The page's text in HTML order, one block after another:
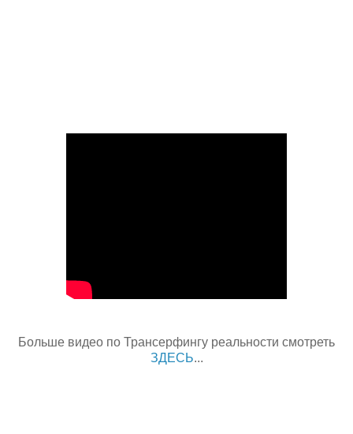
Больше видео по Трансерфингу реальности смотреть
ЗДЕСЬ...